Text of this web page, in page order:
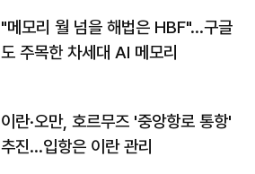
"메모리 월 넘을 해법은 HBF"…구글
도 주목한 차세대 AI 메모리
이란·오만, 호르무즈 '중앙항로 통항'
추진…입항은 이란 관리